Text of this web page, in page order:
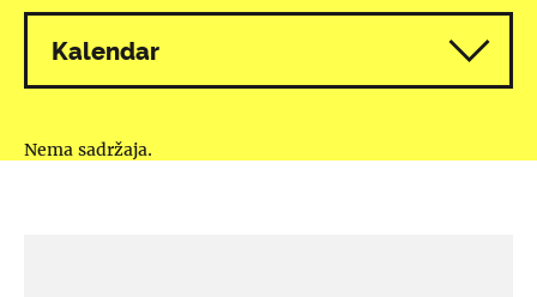
Kalendar
Nema sadržaja.